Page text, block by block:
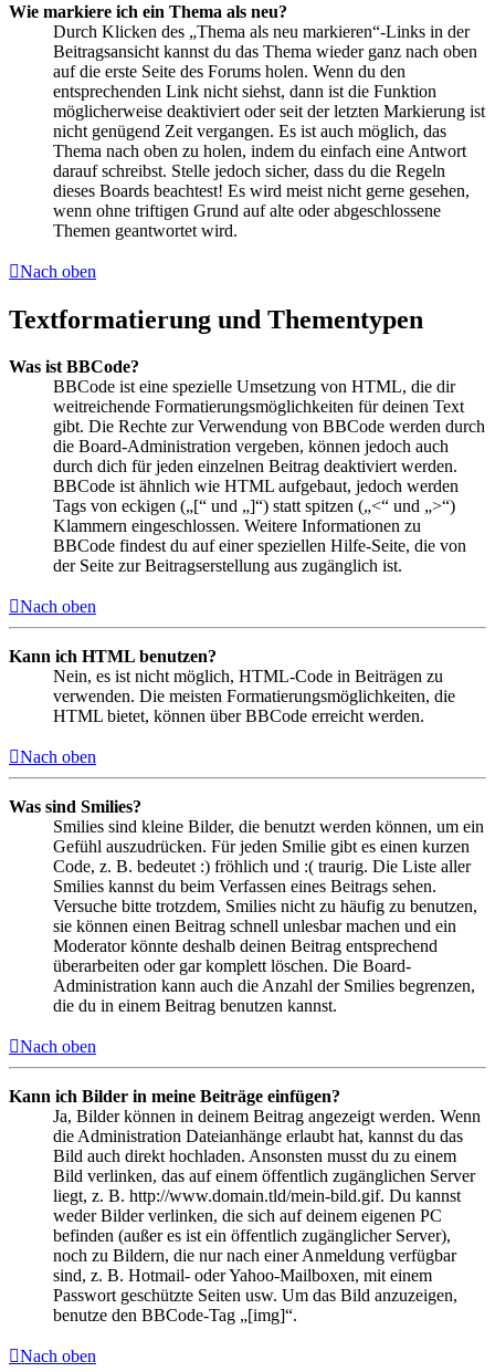
Wie markiere ich ein Thema als neu?
Durch Klicken des „Thema als neu markieren“-Links in der
Beitragsansicht kannst du das Thema wieder ganz nach oben
auf die erste Seite des Forums holen. Wenn du den
entsprechenden Link nicht siehst, dann ist die Funktion
möglicherweise deaktiviert oder seit der letzten Markierung ist
nicht genügend Zeit vergangen. Es ist auch möglich, das
Thema nach oben zu holen, indem du einfach eine Antwort
darauf schreibst. Stelle jedoch sicher, dass du die Regeln
dieses Boards beachtest! Es wird meist nicht gerne gesehen,
wenn ohne triftigen Grund auf alte oder abgeschlossene
Themen geantwortet wird.
Nach oben
Textformatierung und Thementypen
Was ist BBCode?
BBCode ist eine spezielle Umsetzung von HTML, die dir
weitreichende Formatierungsmöglichkeiten für deinen Text
gibt. Die Rechte zur Verwendung von BBCode werden durch
die Board-Administration vergeben, können jedoch auch
durch dich für jeden einzelnen Beitrag deaktiviert werden.
BBCode ist ähnlich wie HTML aufgebaut, jedoch werden
Tags von eckigen („[“ und „]“) statt spitzen („<“ und „>“)
Klammern eingeschlossen. Weitere Informationen zu
BBCode findest du auf einer speziellen Hilfe-Seite, die von
der Seite zur Beitragserstellung aus zugänglich ist.
Nach oben
Kann ich HTML benutzen?
Nein, es ist nicht möglich, HTML-Code in Beiträgen zu
verwenden. Die meisten Formatierungsmöglichkeiten, die
HTML bietet, können über BBCode erreicht werden.
Nach oben
Was sind Smilies?
Smilies sind kleine Bilder, die benutzt werden können, um ein
Gefühl auszudrücken. Für jeden Smilie gibt es einen kurzen
Code, z. B. bedeutet :) fröhlich und :( traurig. Die Liste aller
Smilies kannst du beim Verfassen eines Beitrags sehen.
Versuche bitte trotzdem, Smilies nicht zu häufig zu benutzen,
sie können einen Beitrag schnell unlesbar machen und ein
Moderator könnte deshalb deinen Beitrag entsprechend
überarbeiten oder gar komplett löschen. Die Board-
Administration kann auch die Anzahl der Smilies begrenzen,
die du in einem Beitrag benutzen kannst.
Nach oben
Kann ich Bilder in meine Beiträge einfügen?
Ja, Bilder können in deinem Beitrag angezeigt werden. Wenn
die Administration Dateianhänge erlaubt hat, kannst du das
Bild auch direkt hochladen. Ansonsten musst du zu einem
Bild verlinken, das auf einem öffentlich zugänglichen Server
liegt, z. B. http://www.domain.tld/mein-bild.gif. Du kannst
weder Bilder verlinken, die sich auf deinem eigenen PC
befinden (außer es ist ein öffentlich zugänglicher Server),
noch zu Bildern, die nur nach einer Anmeldung verfügbar
sind, z. B. Hotmail- oder Yahoo-Mailboxen, mit einem
Passwort geschützte Seiten usw. Um das Bild anzuzeigen,
benutze den BBCode-Tag „[img]“.
Nach oben